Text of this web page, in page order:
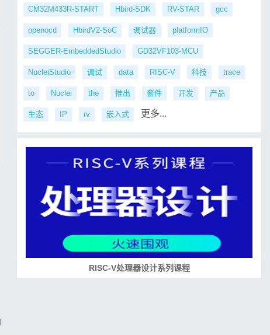
CM32M433R-START Hbird-SDK RV-STAR gcc
openocd HbirdV2-SoC 调试器 platformIO
SEGGER-EmbeddedStudio GD32VF103-MCU
NucleiStudio 调试 data RISC-V 科技 trace
to Nuclei the 推出 套件 开发 产品
生态 IP rv 嵌入式 更多...
RISC-V处理器设计系列课程